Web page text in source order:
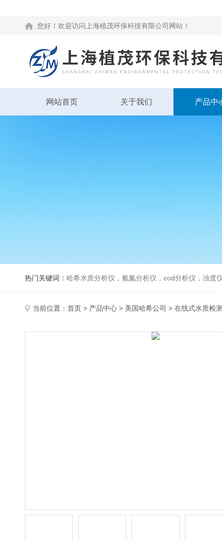
您好！欢迎访问上海植茂环保科技有限公司网站！
网站首页 关于我们 产品中
热门关键词： 哈希水质分析仪，氨氮分析仪，cod分析仪，浊度
当前位置： 首页 > 产品中心 > 美国哈希公司 > 在线式水质检